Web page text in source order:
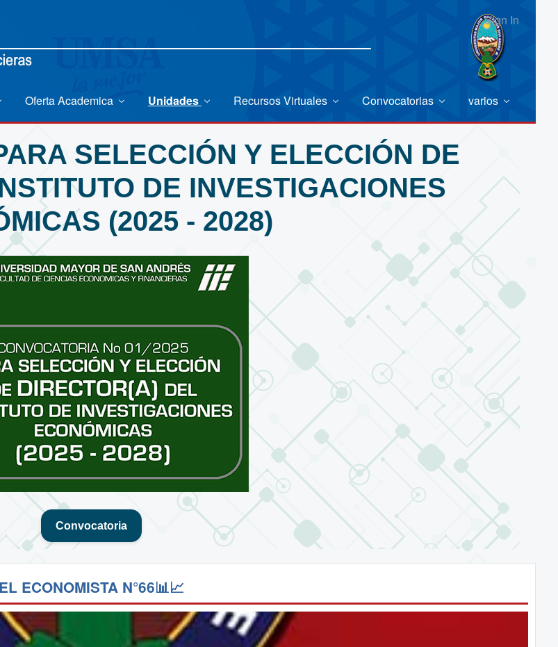
Sign In
Oferta Academica Unidades Recursos Virtuales Convocatorias varios
SELECCIÓN Y ELECCIÓN DE
DE INVESTIGACIONES
(2025 - 2028)
Convocatoria
EL ECONOMISTA N°66📊📈